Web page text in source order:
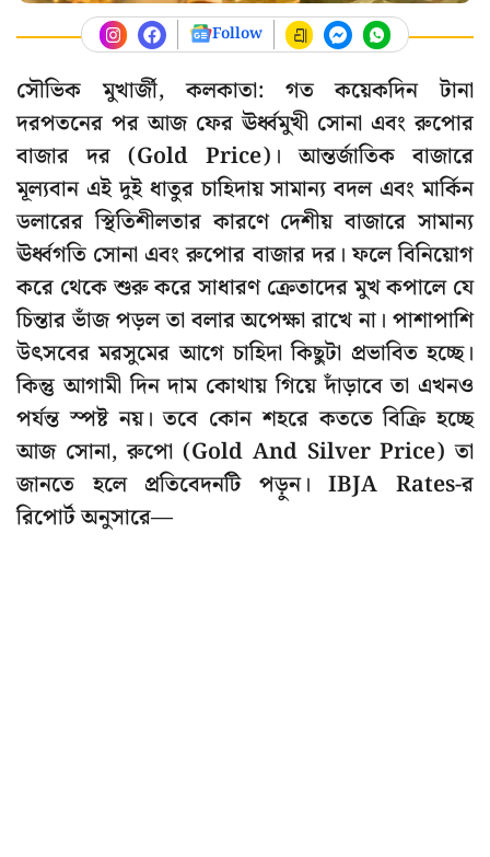
Follow
সৌভিক মুখার্জী, কলকাতা: গত কয়েকদিন টানা
দরপতনের পর আজ ফের ঊর্ধ্বমুখী সোনা এবং রুপোর
বাজার দর (Gold Price)। আন্তর্জাতিক বাজারে
মূল্যবান এই দুই ধাতুর চাহিদায় সামান্য বদল এবং মার্কিন
ডলারের স্থিতিশীলতার কারণে দেশীয় বাজারে সামান্য
ঊর্ধ্বগতি সোনা এবং রুপোর বাজার দর। ফলে বিনিয়োগ
করে থেকে শুরু করে সাধারণ ক্রেতাদের মুখ কপালে যে
চিন্তার ভাঁজ পড়ল তা বলার অপেক্ষা রাখে না। পাশাপাশি
উৎসবের মরসুমের আগে চাহিদা কিছুটা প্রভাবিত হচ্ছে।
কিন্তু আগামী দিন দাম কোথায় গিয়ে দাঁড়াবে তা এখনও
পর্যন্ত স্পষ্ট নয়। তবে কোন শহরে কততে বিক্রি হচ্ছে
আজ সোনা, রুপো (Gold And Silver Price) তা
জানতে হলে প্রতিবেদনটি পড়ুন। IBJA Rates-র
রিপোর্ট অনুসারে—